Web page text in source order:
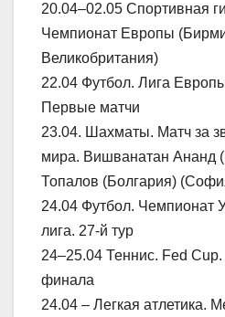
20.04–02.05 Спортивная
Чемпионат Европы
Великобритания)
22.04 Футбол. Лига
Первые матчи
23.04. Шахматы. Матч за
мира. Вишванатан Ананд
Топалов (Болгария)
24.04 Футбол. Чемпионат
лига. 27-й тур
24–25.04 Теннис. Fed
финала
24.04 – Легкая атлетика.